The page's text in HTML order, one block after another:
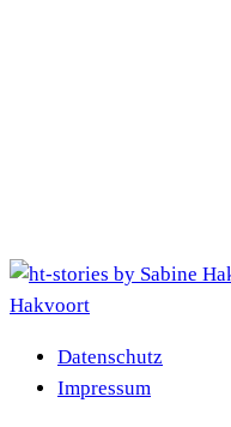
Hakvoort
Datenschutz
Impressum